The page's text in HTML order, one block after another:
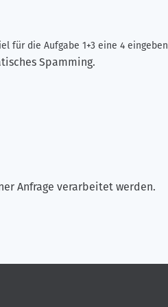
für die Aufgabe 1+3 eine 4
Spamming.
Anfrage verarbeitet werden.